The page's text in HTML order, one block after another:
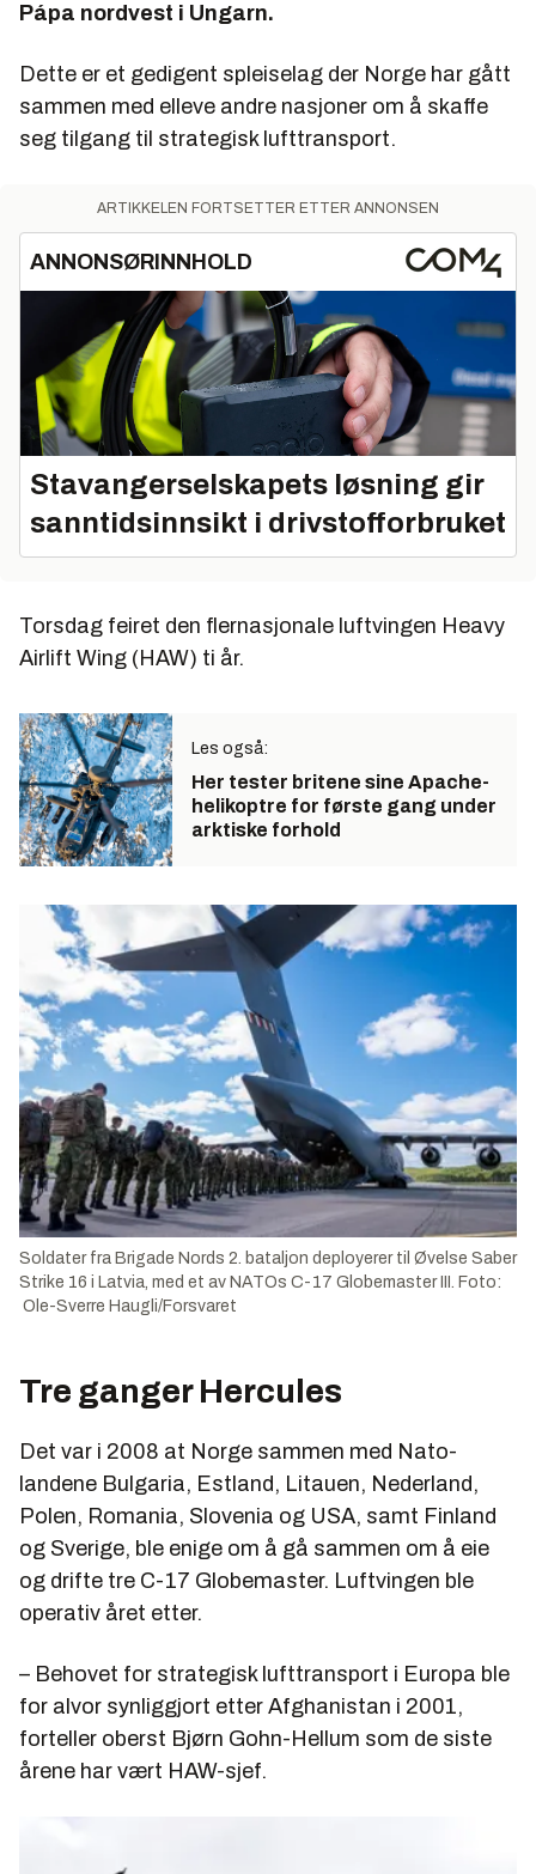
Pápa nordvest i Ungarn.
Dette er et gedigent spleiselag der Norge har gått
sammen med elleve andre nasjoner om å skaffe
seg tilgang til strategisk lufttransport.
ARTIKKELEN FORTSETTER ETTER ANNONSEN
ANNONSØRINNHOLD
Stavangerselskapets løsning gir
sanntidsinnsikt i drivstofforbruket
Torsdag feiret den flernasjonale luftvingen Heavy
Airlift Wing (HAW) ti år.
Les også:
Her tester britene sine Apache-
helikoptre for første gang under
arktiske forhold
Soldater fra Brigade Nords 2. bataljon deployerer til Øvelse Saber
Strike 16 i Latvia, med et av NATOs C-17 Globemaster III. Foto:
Ole-Sverre Haugli/Forsvaret
Tre ganger Hercules
Det var i 2008 at Norge sammen med Nato-
landene Bulgaria, Estland, Litauen, Nederland,
Polen, Romania, Slovenia og USA, samt Finland
og Sverige, ble enige om å gå sammen om å eie
og drifte tre C-17 Globemaster. Luftvingen ble
operativ året etter.
– Behovet for strategisk lufttransport i Europa ble
for alvor synliggjort etter Afghanistan i 2001,
forteller oberst Bjørn Gohn-Hellum som de siste
årene har vært HAW-sjef.